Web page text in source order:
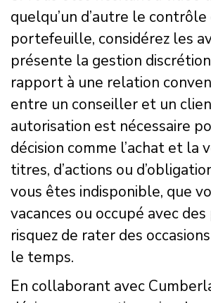
quelqu’un d’autre le
portefeuille, considérez les
présente la gestion
rapport à une relation
entre un conseiller et un
autorisation est nécessaire
décision comme l’achat et la
titres, d’actions ou
vous êtes indisponible, que
vacances ou occupé avec
risquez de rater des
le temps.
En collaborant avec